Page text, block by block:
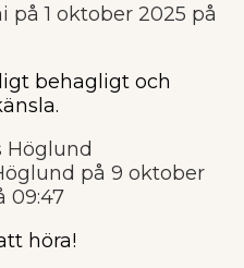
på 1 oktober 2025 på
behagligt och
på 9 oktober
09:47
höra!